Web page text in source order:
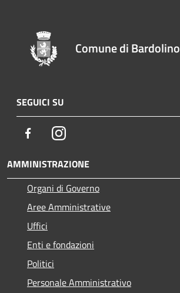
Comune di Bardolino
SEGUICI SU
FacebookInstagram
AMMINISTRAZIONE
Organi di Governo
Aree Amministrative
Uffici
Enti e fondazioni
Politici
Personale Amministrativo